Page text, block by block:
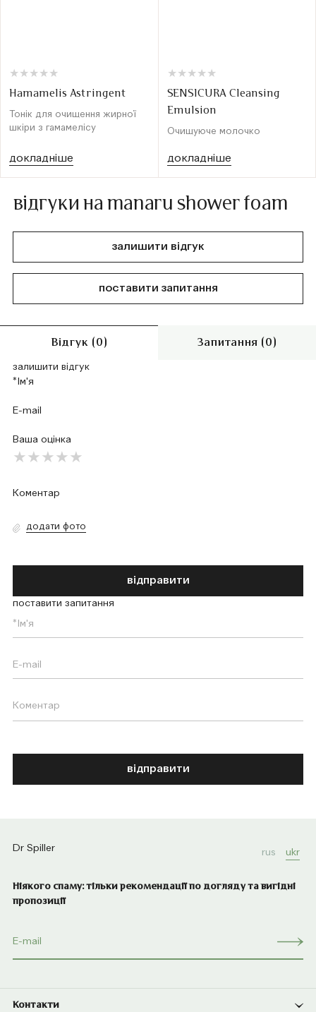
★
★ ★
★ ★
★ ★
★ ★
★
Hamamelis Astringent
Тонік для очищення жирної
шкіри з гамамелісу
докладніше
★
★ ★
★ ★
★ ★
★ ★
★
SENSICURA Cleansing
Emulsion
Очищуюче молочко
докладніше
відгуки на manaru shower foam
залишити відгук
поставити запитання
Відгук (0) Запитання (0)
залишити відгук
Ваша оцінка
додати фото
відправити
поставити запитання
відправити
Dr Spiller rus ukr
Ніякого спаму: тільки рекомендації по догляду та вигідні
пропозиції
Контакти